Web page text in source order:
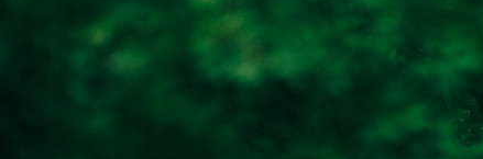
和風、洋風、栗林公園内の多彩な
会場では、温かみのあるセレモニ